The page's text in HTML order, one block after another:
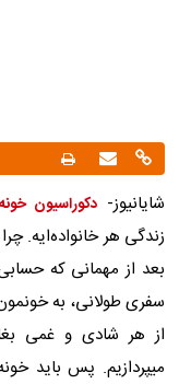
شایانیوز- دکوراسیون خونه
زندگی هر خانواده‌ایه.
بعد از مهمانی که
سفری طولانی، به
از هر شادی و غمی
میپردازیم. پس باید